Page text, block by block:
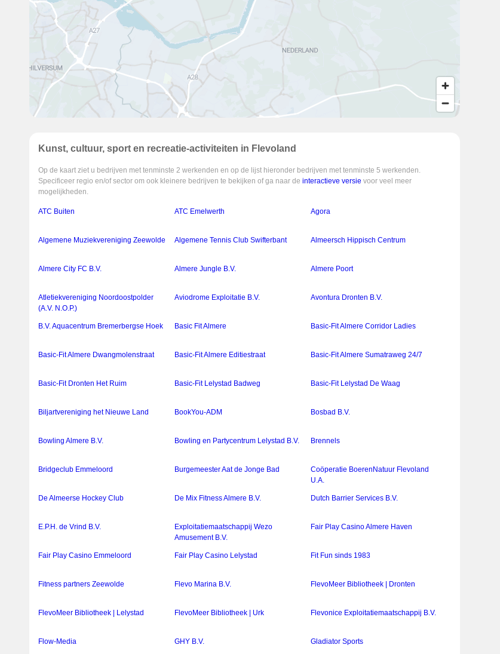
Kunst, cultuur, sport en recreatie-activiteiten in Flevoland
Op de kaart ziet u bedrijven met tenminste 2 werkenden en op de lijst hieronder bedrijven met tenminste 5 werkenden.
Specificeer regio en/of sector om ook kleinere bedrijven te bekijken of ga naar de interactieve versie voor veel meer
mogelijkheden.
ATC Buiten ATC Emelwerth Agora
Algemene Muziekvereniging Zeewolde Algemene Tennis Club Swifterbant Almeersch Hippisch Centrum
Almere City FC B.V. Almere Jungle B.V. Almere Poort
Atletiekvereniging Noordoostpolder
(A.V. N.O.P.)
Aviodrome Exploitatie B.V. Avontura Dronten B.V.
B.V. Aquacentrum Bremerbergse Hoek Basic Fit Almere Basic-Fit Almere Corridor Ladies
Basic-Fit Almere Dwangmolenstraat Basic-Fit Almere Editiestraat Basic-Fit Almere Sumatraweg 24/7
Basic-Fit Dronten Het Ruim Basic-Fit Lelystad Badweg Basic-Fit Lelystad De Waag
Biljartvereniging het Nieuwe Land BookYou-ADM Bosbad B.V.
Bowling Almere B.V. Bowling en Partycentrum Lelystad B.V. Brennels
Bridgeclub Emmeloord Burgemeester Aat de Jonge Bad
Coöperatie BoerenNatuur Flevoland
U.A.
De Almeerse Hockey Club De Mix Fitness Almere B.V. Dutch Barrier Services B.V.
E.P.H. de Vrind B.V.
Exploitatiemaatschappij Wezo
Amusement B.V.
Fair Play Casino Almere Haven
Fair Play Casino Emmeloord Fair Play Casino Lelystad Fit Fun sinds 1983
Fitness partners Zeewolde Flevo Marina B.V. FlevoMeer Bibliotheek | Dronten
FlevoMeer Bibliotheek | Lelystad FlevoMeer Bibliotheek | Urk Flevonice Exploitatiemaatschappij B.V.
Flow-Media GHY B.V. Gladiator Sports